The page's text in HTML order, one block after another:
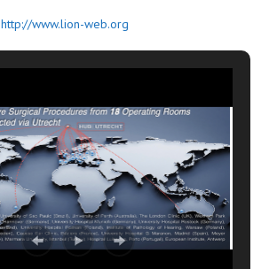
http://www.lion-web.org